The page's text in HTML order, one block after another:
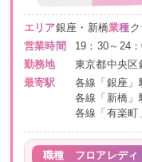
エリア銀座・新橋業種
営業時間
19：30～24
勤務地
東京都中央
最寄駅
各線「銀座」
各線「新橋」
各線「有楽町
職種 フロアレディ